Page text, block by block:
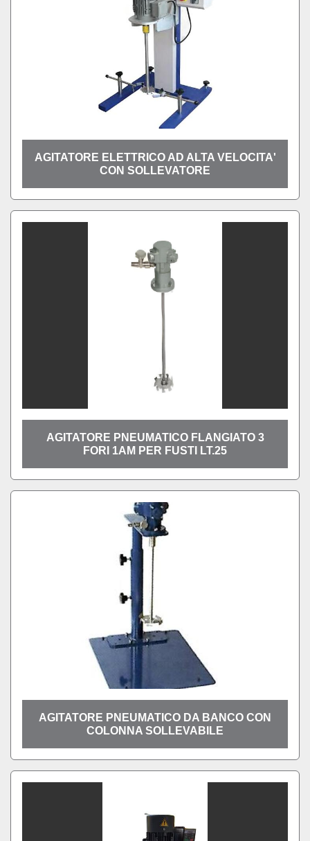
AGITATORE ELETTRICO AD ALTA VELOCITA'
CON SOLLEVATORE
AGITATORE PNEUMATICO FLANGIATO 3
FORI 1AM PER FUSTI LT.25
AGITATORE PNEUMATICO DA BANCO CON
COLONNA SOLLEVABILE